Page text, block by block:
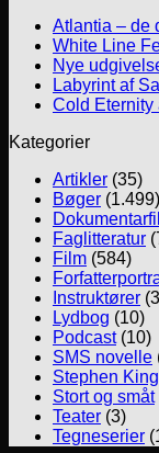
Atlantia – de
White Line
Nye
Labyrint af
Cold Eternity
Kategorier
Artikler (35)
Bøger (1.499)
Faglitteratur
Film (584)
Instruktører
Lydbog (10)
Podcast(10)
SMS novelle
Stephen King
Stort og småt
Teater (3)
Tegneserier